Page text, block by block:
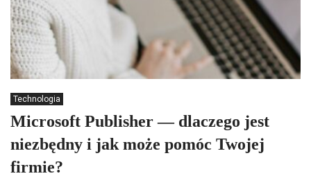
Technologia
Microsoft Publisher — dlaczego jest
niezbędny i jak może pomóc Twojej
firmie?